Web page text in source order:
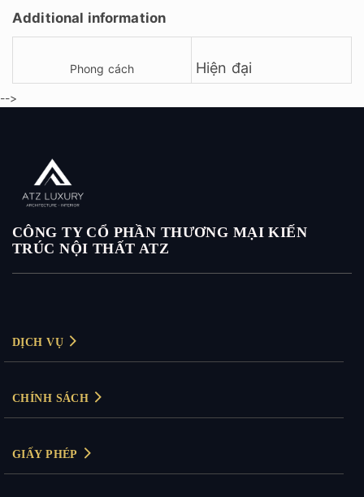
Additional information
Phong cách Hiện đại
-->
CÔNG TY CỔ PHẦN THƯƠNG MẠI KIẾN
TRÚC NỘI THẤT ATZ
DỊCH VỤ
Thiết kế nội thất biệt thự
Thiết kế nội thất văn phòng
CHÍNH SÁCH
Chính sách thanh toán
GIẤY PHÉP